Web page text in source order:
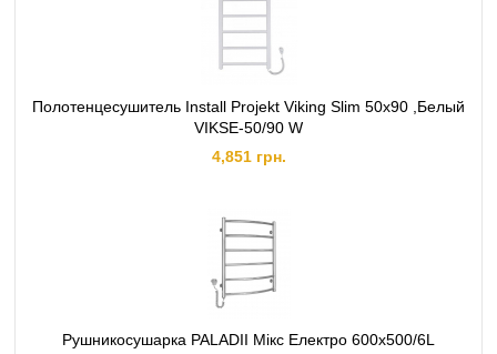
Полотенцесушитель Install Projekt Viking Slim 50x90 ,Белый
VIKSE-50/90 W
4,851 грн.
Рушникосушарка PALADII Мікс Електро 600х500/6L